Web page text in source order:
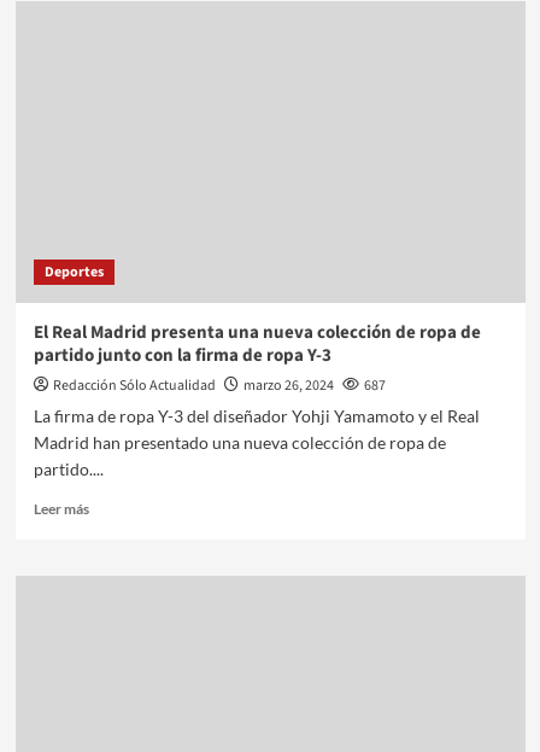
Deportes
El Real Madrid presenta una nueva colección de ropa de
partido junto con la firma de ropa Y-3
Redacción Sólo Actualidad marzo 26, 2024
687
La firma de ropa Y-3 del diseñador Yohji Yamamoto y el Real
Madrid han presentado una nueva colección de ropa de
partido....
Leer más